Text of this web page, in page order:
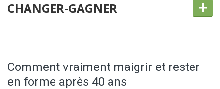
CHANGER-GAGNER +
Comment vraiment maigrir et rester
en forme après 40 ans